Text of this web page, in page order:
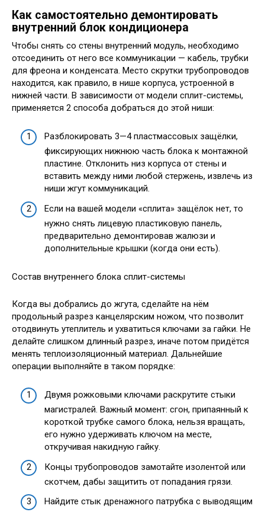
Как самостоятельно демонтировать
внутренний блок кондиционера
Чтобы снять со стены внутренний модуль, необходимо
отсоединить от него все коммуникации — кабель, трубки
для фреона и конденсата. Место скрутки трубопроводов
находится, как правило, в нише корпуса, устроенной в
нижней части. В зависимости от модели сплит-системы,
применяется 2 способа добраться до этой ниши:
Разблокировать 3—4 пластмассовых защёлки,
фиксирующих нижнюю часть блока к монтажной
пластине. Отклонить низ корпуса от стены и
вставить между ними любой стержень, извлечь из
ниши жгут коммуникаций.
Если на вашей модели «сплита» защёлок нет, то
нужно снять лицевую пластиковую панель,
предварительно демонтировав жалюзи и
дополнительные крышки (когда они есть).
Состав внутреннего блока сплит-системы
Когда вы добрались до жгута, сделайте на нём
продольный разрез канцелярским ножом, что позволит
отодвинуть утеплитель и ухватиться ключами за гайки. Не
делайте слишком длинный разрез, иначе потом придётся
менять теплоизоляционный материал. Дальнейшие
операции выполняйте в таком порядке:
Двумя рожковыми ключами раскрутите стыки
магистралей. Важный момент: сгон, припаянный к
короткой трубке самого блока, нельзя вращать,
его нужно удерживать ключом на месте,
откручивая накидную гайку.
Концы трубопроводов замотайте изолентой или
скотчем, дабы защитить от попадания грязи.
Найдите стык дренажного патрубка с выводящим